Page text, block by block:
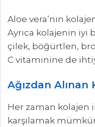
Aloe vera’nın
Ayrıca kolajenin iyi
çilek, böğürtlen,
C vitaminine de
Ağızdan
Her zaman kolajen
karşılamak